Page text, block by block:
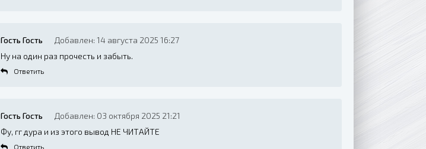
Гость Гость
Добавлен: 14 августа 2025 16:27
Ну на один раз прочесть и забыть.
Ответить
Гость Гость
Добавлен: 03 октября 2025 21:21
Фу, гг дура и из этого вывод НЕ ЧИТАЙТЕ
Ответить